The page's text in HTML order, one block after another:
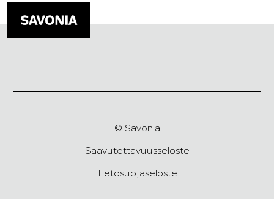
© Savonia
Saavutettavuusseloste
Tietosuojaseloste